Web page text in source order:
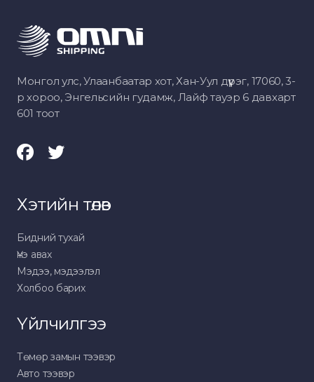
Монгол улс, Улаанбаатар хот, Хан-Уул дүүрэг, 17060, 3-
р хороо, Энгельсийн гудамж, Лайф тауэр 6 давхарт
601 тоот
Хэтийн төлөв
Бидний тухай
Үнэ авах
Мэдээ, мэдээлэл
Холбоо барих
Үйлчилгээ
Төмөр замын тээвэр
Авто тээвэр